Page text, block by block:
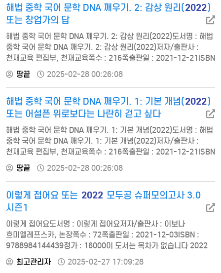
해법 중학 국어 문학 DNA 깨우기. 2: 감상 원리(2022)
또는 창업가의 답
해법 중학 국어 문학 DNA 깨우기. 2: 감상 원리(2022)도서명 : 해법
중학 국어 문학 DNA 깨우기. 2: 감상 원리(2022)저자/출판사 :
천재교육 편집부, 천재교육쪽수 : 216쪽출판일 : 2021-12-21ISBN
: 9791125967149정가 : 130001. 시 ㆍ 이론 시 감상 원리 ㆍ
실전 01 진달래꽃 | 김소월 02 나룻배와 행인 | 한용운 03 청포도 |
이육사 04 봄 | 이성부 05 가난한 사랑 노래 | 신경림 06 꽃 | 김춘수
07 상처가 더 꽃이다 | 유안진 08 (가) 천만리 머나먼 길에 |…
땅끝 2025-02-28 00:26:08
해법 중학 국어 문학 DNA 깨우기. 1: 기본 개념(2022)
또는 어설픈 위로보다는 나란히 걷고 싶다
해법 중학 국어 문학 DNA 깨우기. 1: 기본 개념(2022)도서명 : 해법
중학 국어 문학 DNA 깨우기. 1: 기본 개념(2022)저자/출판사 :
천재교육 편집부, 천재교육쪽수 : 216쪽출판일 : 2021-12-21ISBN
: 9791125967132정가 : 13000● [이론] 시의 기본 개념 [실전] 01
새로운 길 ┃ 윤동주 02 먼 후일 ┃ 김소월 03 동해 바다-후포에서
┃ 신경림 04 엄마 걱정 ┃ 기형도 05 고향 ┃ 백석 06 귀뚜라미 ┃
나희덕 07 오우가 ┃ 윤선도 08 까마귀 싸우는 골에 ┃ 영천 이씨 …
땅끝 2025-02-28 00:26:08
이렇게 접어요 또는 2022 모두공 슈퍼모의고사 3.0
시즌1
이렇게 접어요도서명 : 이렇게 접어요저자/출판사 : 이보나
흐미엘레프스카, 논장쪽수 : 72쪽출판일 : 2021-12-03ISBN :
9788984144439정가 : 16000이 도서는 목차가 없습니다 2022
모두공 슈퍼모의고사 3.0 시즌1도서명 : 2022 모두공 슈퍼모의고사
3.0 시즌1저자/출판사 : HMPF컨텐츠팀, 헤르메스쪽수 :
최고관리자 2025-02-27 17:09:28